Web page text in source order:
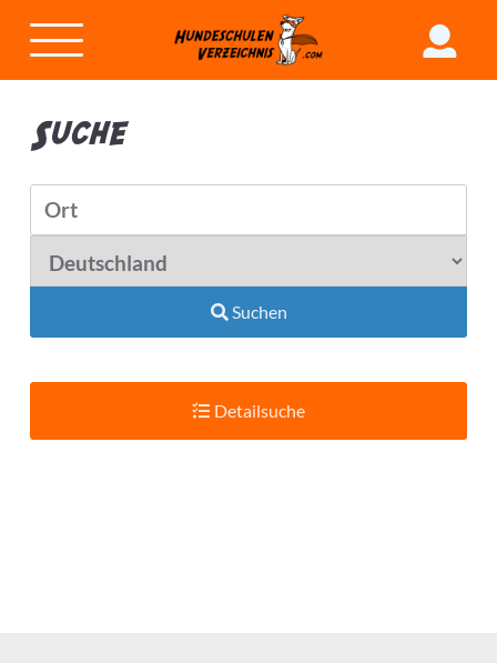
Suche
Suchen
Detailsuche